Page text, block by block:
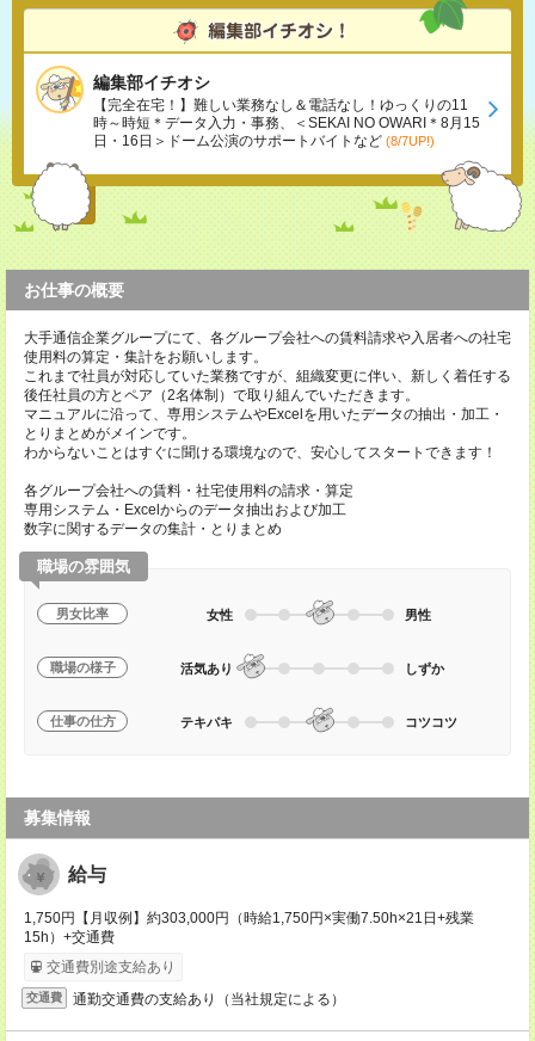
編集部イチオシ
【完全在宅！】難しい業務なし＆電話なし！ゆっくりの11
時～時短＊データ入力・事務、＜SEKAI NO OWARI＊8月15
日・16日＞ドーム公演のサポートバイトなど (8/7UP!)
お仕事の概要
大手通信企業グループにて、各グループ会社への賃料請求や入居者への社宅
使用料の算定・集計をお願いします。
これまで社員が対応していた業務ですが、組織変更に伴い、新しく着任する
後任社員の方とペア（2名体制）で取り組んでいただきます。
マニュアルに沿って、専用システムやExcelを用いたデータの抽出・加工・
とりまとめがメインです。
わからないことはすぐに聞ける環境なので、安心してスタートできます！
各グループ会社への賃料・社宅使用料の請求・算定
専用システム・Excelからのデータ抽出および加工
数字に関するデータの集計・とりまとめ
職場の雰囲気
男女比率 女性 男性
職場の様子 活気あり しずか
仕事の仕方 テキパキ コツコツ
募集情報
給与
1,750円【月収例】約303,000円（時給1,750円×実働7.50h×21日+残業
15h）+交通費
交通費別途支給あり
交通費 通勤交通費の支給あり（当社規定による）